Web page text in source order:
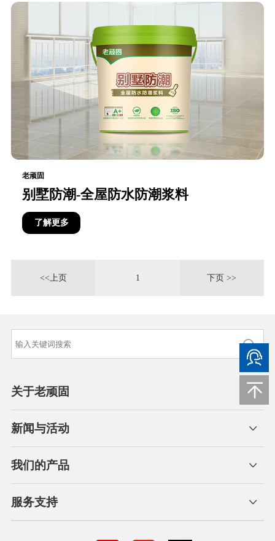
老顽固
别墅防潮-全屋防水防潮浆料
了解更多
<<上页 1 下页 >>
关于老顽固
新闻与活动
我们的产品
服务支持